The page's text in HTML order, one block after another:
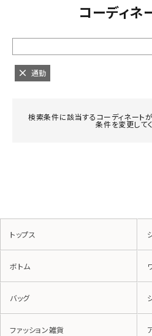
コーディネ
通勤
検索条件に該当するコーディネート
条件を変更して
トップス
ボトム
バッグ
ファッション雑貨